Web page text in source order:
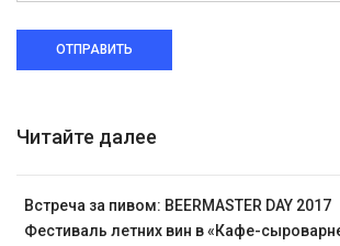
ОТПРАВИТЬ
Читайте далее
Встреча за пивом: BEERMASTER DAY 2017
Фестиваль летних вин в «Кафе-